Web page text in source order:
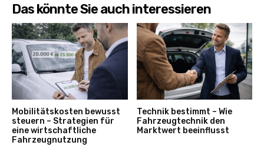
Das könnte Sie auch interessieren
Mobilitätskosten bewusst
steuern – Strategien für
eine wirtschaftliche
Fahrzeugnutzung
Technik bestimmt – Wie
Fahrzeugtechnik den
Marktwert beeinflusst